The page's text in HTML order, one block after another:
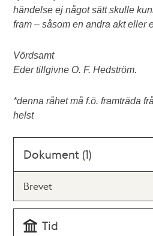
händelse ej något sätt skulle
fram – såsom en andra akt eller
Vördsamt
Eder tillgivne O. F. Hedström.
*denna råhet må f.ö. framträda
helst
Dokument (1)
Brevet
Tid